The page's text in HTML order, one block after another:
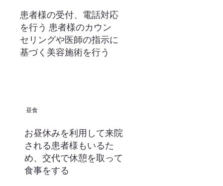
患者様の受付、電話対応
を行う 患者様のカウン
セリングや医師の指示に
基づく美容施術を行う
昼食
お昼休みを利用して来院
される患者様もいるた
め、交代で休憩を取って
食事をする